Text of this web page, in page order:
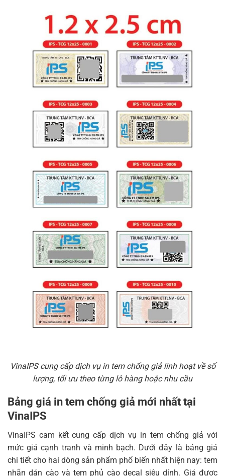
VinaIPS cung cấp dịch vụ in tem chống giả linh hoạt về số
lượng, tối ưu theo từng lô hàng hoặc nhu cầu
Bảng giá in tem chống giả mới nhất tại
VinaIPS
VinaIPS cam kết cung cấp dịch vụ in tem chống giả với
mức giá cạnh tranh và minh bạch. Dưới đây là bảng giá
chi tiết cho hai dòng sản phẩm phổ biến nhất hiện nay: tem
nhãn dán cào và tem phủ cào decal siêu dính. Giá được